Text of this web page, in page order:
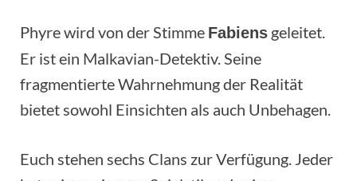
Phyre wird von der Stimme Fabiens geleitet.
Er ist ein Malkavian-Detektiv. Seine
fragmentierte Wahrnehmung der Realität
bietet sowohl Einsichten als auch Unbehagen.
Euch stehen sechs Clans zur Verfügung. Jeder